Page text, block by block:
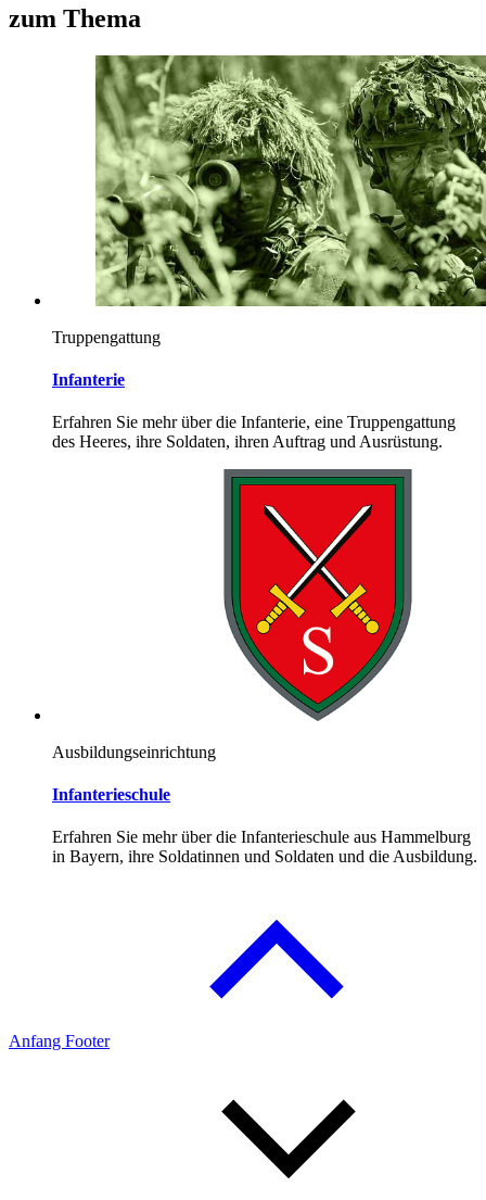
zum Thema
Truppengattung
Infanterie
Erfahren Sie mehr über die Infanterie, eine Truppengattung
des Heeres, ihre Soldaten, ihren Auftrag und Ausrüstung.
Ausbildungseinrichtung
Infanterieschule
Erfahren Sie mehr über die Infanterieschule aus Hammelburg
in Bayern, ihre Soldatinnen und Soldaten und die Ausbildung.
Anfang Footer